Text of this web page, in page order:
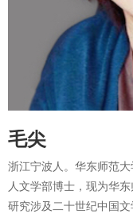
《“两个苏联” ——20世
《民国时期旅美游记中
毛尖
浙江宁波人。华东师范
人文学部博士，现为华
研究涉及二十世纪中国